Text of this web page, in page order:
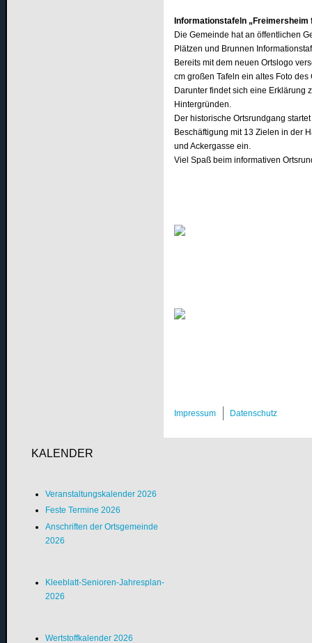
Informationstafeln „Freimersheim
Die Gemeinde hat an öffentlichen
Plätzen und Brunnen
Bereits mit dem neuen Ortslogo
cm großen Tafeln ein altes Foto des
Darunter findet sich eine Erklärung
Hintergründen.
Der historische Ortsrundgang
Beschäftigung mit 13 Zielen in der
und Ackergasse ein.
Viel Spaß beim informativen
Impressum Datenschutz
KALENDER
Veranstaltungskalender 2026
Feste Termine 2026
Anschriften der Ortsgemeinde
2026
Kleeblatt-Senioren-Jahresplan-
2026
Wertstoffkalender 2026